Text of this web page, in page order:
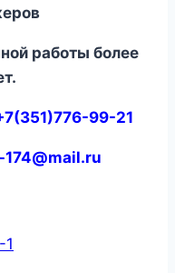
работы более
99-21